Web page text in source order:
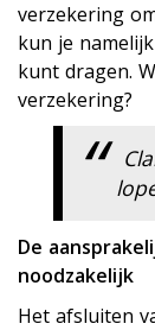
verzekering
kun je
kunt dragen.
verzekering?
De
noodzakelijk
Het afsluiten